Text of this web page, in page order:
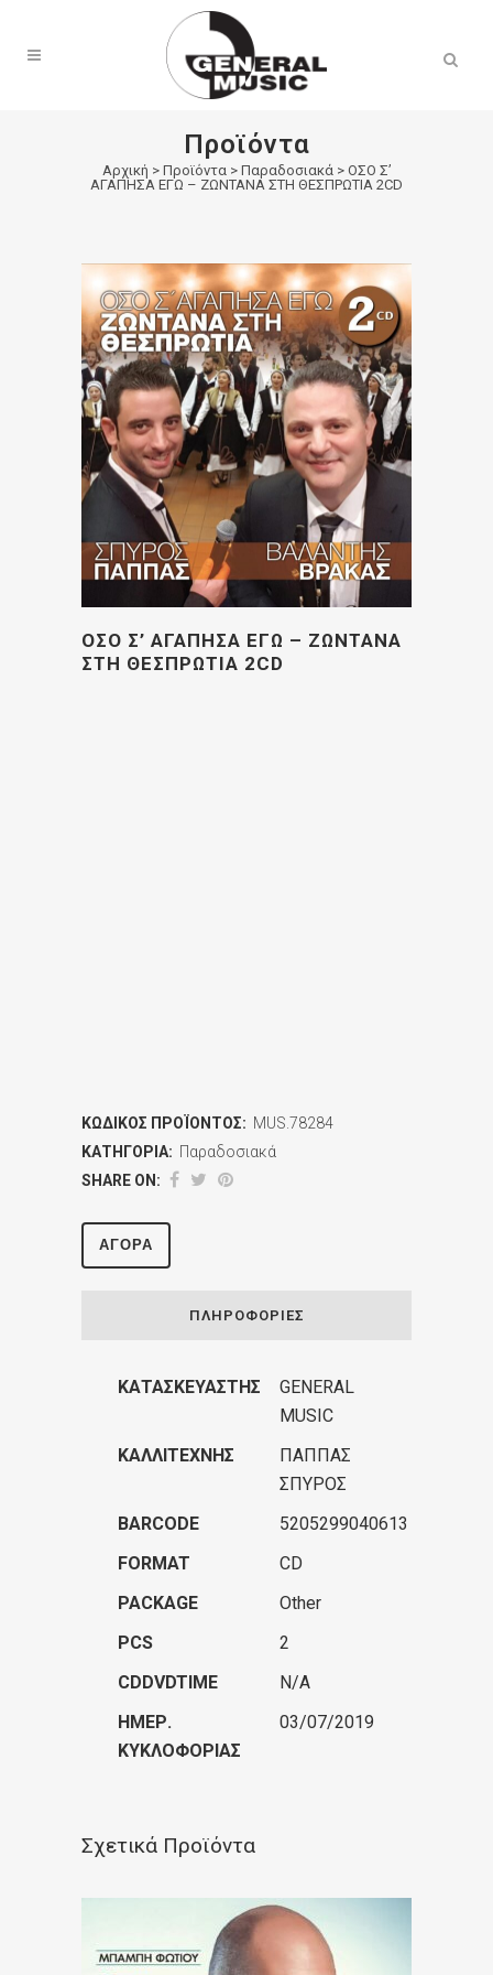
Προϊόντα
Αρχική > Προϊόντα> Παραδοσιακά> ΟΣΟ Σ’
ΑΓΑΠΗΣΑ ΕΓΩ – ΖΩΝΤΑΝΑ ΣΤΗ ΘΕΣΠΡΩΤΙΑ 2CD
ΟΣΟ Σ’ ΑΓΑΠΗΣΑ ΕΓΩ – ΖΩΝΤΑΝΑ
ΣΤΗ ΘΕΣΠΡΩΤΙΑ 2CD
ΚΩΔΙΚΌΣ ΠΡΟΪΌΝΤΟΣ: MUS.78284
ΚΑΤΗΓΟΡΊΑ: Παραδοσιακά
SHARE ON:
ΑΓΟΡΆ
ΠΛΗΡΟΦΟΡΊΕΣ
ΚΑΤΑΣΚΕΥΑΣΤΉΣ
GENERAL
MUSIC
ΚΑΛΛΙΤΈΧΝΗΣ
ΠΑΠΠΑΣ
ΣΠΥΡΟΣ
BARCODE
5205299040613
FORMAT
CD
PACKAGE
Other
PCS
2
CDDVDTIME
N/A
ΗΜΕΡ.
ΚΥΚΛΟΦΟΡΊΑΣ
03/07/2019
Σχετικά Προϊόντα